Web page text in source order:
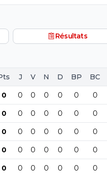
il sait quoi faire.
Résultats
J V N D BP BC
0 0 0 0 0 0 0
0 0 0 0 0 0 0
0 0 0 0 0 0 0
0 0 0 0 0 0 0
0 0 0 0 0 0 0